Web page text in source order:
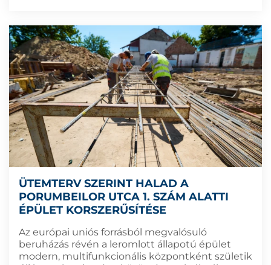
ÜTEMTERV SZERINT HALAD A
PORUMBEILOR UTCA 1. SZÁM ALATTI
ÉPÜLET KORSZERŰSÍTÉSE
Az európai uniós forrásból megvalósuló
beruházás révén a leromlott állapotú épület
modern, multifunkcionális központként születik